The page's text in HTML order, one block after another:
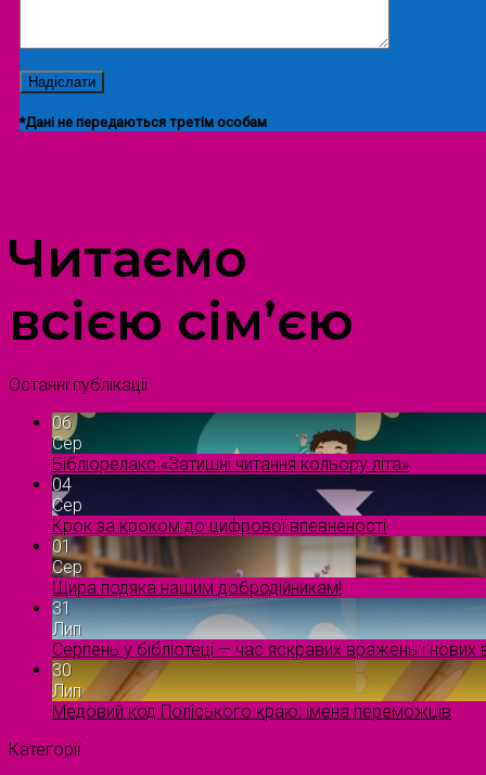
*Дані не передаються третім особам
Читаємо
всією сім’єю
Останні публікації
06
Сер
Бібліорелакс «Затишні читання кольору літа»
04
Сер
Крок за кроком до цифрової впевненості
01
Сер
Щира подяка нашим добродійникам!
31
Лип
Серпень у бібліотеці — час яскравих вражень і нових
30
Лип
Медовий код Поліського краю: імена переможців
Категорії